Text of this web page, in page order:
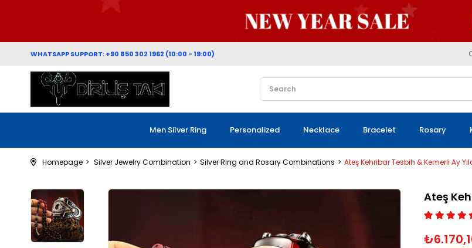
WHATSAPP SUPPORT: +90 850 302 1962 (10:00 - 19:00)
Men Silver Ring Personalized Necklace Bracelet Rosary
Homepage Silver Jewelry Combination Silver Ring and Rosary Combinations Ateş Kehribar Tesbih & Kemerli Ay
Ateş